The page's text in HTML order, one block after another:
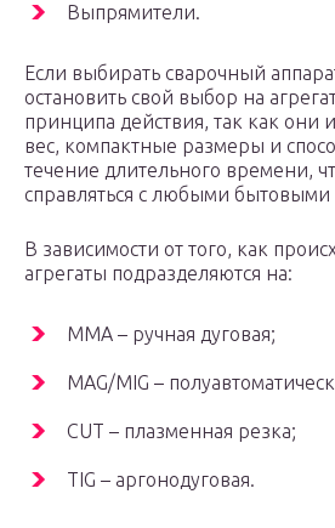
Выпрямители.
Если выбирать сварочный
остановить свой выбор на
принципа действия, так как
вес, компактные размеры и
течение длительного времени,
справляться с любыми бытовыми
В зависимости от того, как
агрегаты подразделяются на:
MMA – ручная дуговая;
MAG/MIG –
CUT – плазменная резка;
TIG – аргонодуговая.